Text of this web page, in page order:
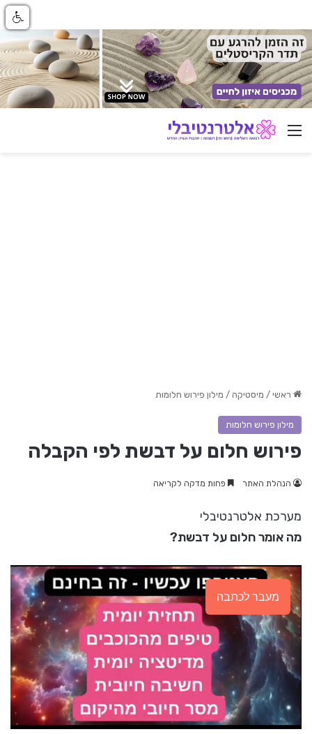
ניווט באתר
ראשי / מיסטיקה / מילון פירוש חלומות
מילון פירוש חלומות
פירוש חלום על דבשת לפי הקבלה
הנהלת האתר פחות מדקה לקריאה
מערכת אלטרנטיבלי
מה אומר חלום על דבשת?
מעבר לכתבה